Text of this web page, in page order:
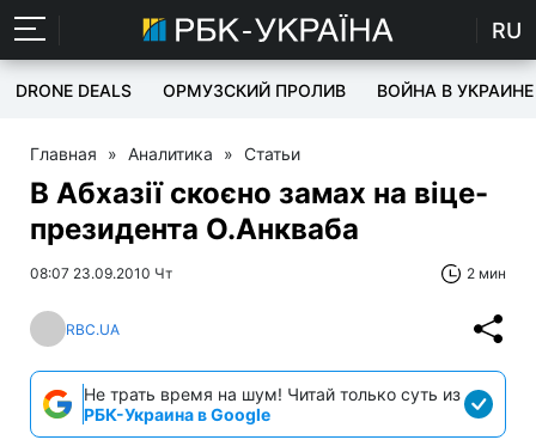
RU
DRONE DEALS ОРМУЗСКИЙ ПРОЛИВ ВОЙНА В УКРАИНЕ
Главная » Аналитика » Статьи
В Абхазії скоєно замах на віце-
президента О.Анкваба
08:07 23.09.2010 Чт 2 мин
RBC.UA
Не трать время на шум! Читай только суть из
РБК-Украина в Google